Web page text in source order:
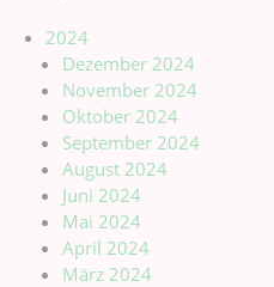
2024
Dezember 2024
November 2024
Oktober 2024
September 2024
August 2024
Juni 2024
Mai 2024
April 2024
März 2024